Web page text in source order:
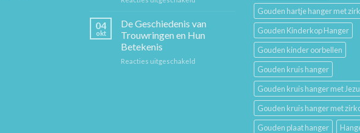
Hoe
Je
04
okt
De Geschiedenis van
Trouwringen en Hun
Betekenis
Reacties uitgeschakeld
Gouden hartje hanger met
Gouden Kinderkop Hanger
Gouden kinder oorbellen
Gouden kruis hanger
Gouden kruis hanger met
Gouden kruis hanger met
Gouden plaat hanger